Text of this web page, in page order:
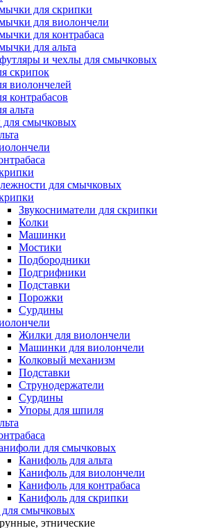
для скрипки
для виолончели
для контрабаса
для альта
и чехлы для смычковых
скрипок
виолончелей
контрабасов
альта
смычковых
для смычковых
Звукосниматели для скрипки
Колки
Машинки
Мостики
Подбородники
Подгрифники
Подставки
Порожки
Сурдины
Жилки для виолончели
Машинки для виолончели
Колковый механизм
Подставки
Струнодержатели
Сурдины
Упоры для шпиля
для смычковых
Канифоль для альта
Канифоль для виолончели
Канифоль для контрабаса
Канифоль для скрипки
смычковых
этнические